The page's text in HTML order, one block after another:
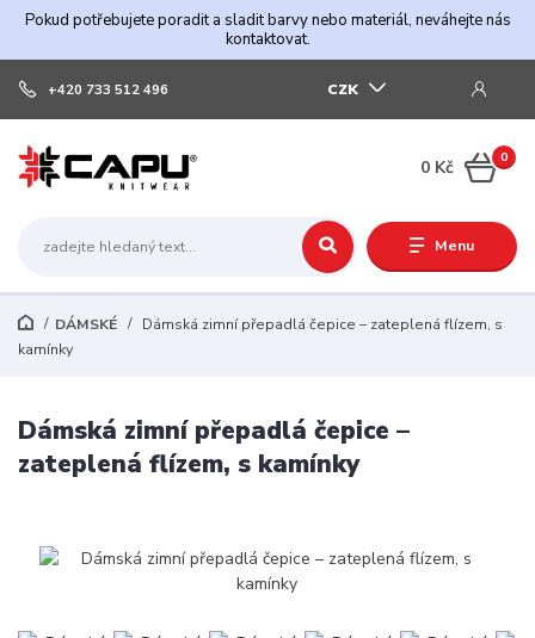
Pokud potřebujete poradit a sladit barvy nebo materiál, neváhejte nás
kontaktovat.
Menu
CZK
+420 733 512 496
0
0 Kč
DÁMSKÉ
Dámská zimní přepadlá čepice – zateplená flízem, s
kamínky
Dámská zimní přepadlá čepice –
zateplená flízem, s kamínky